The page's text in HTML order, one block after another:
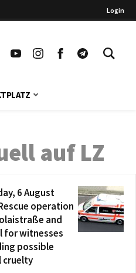
Login
auf LZ
6 August
operation
and
for witnesses
possible
cruelty